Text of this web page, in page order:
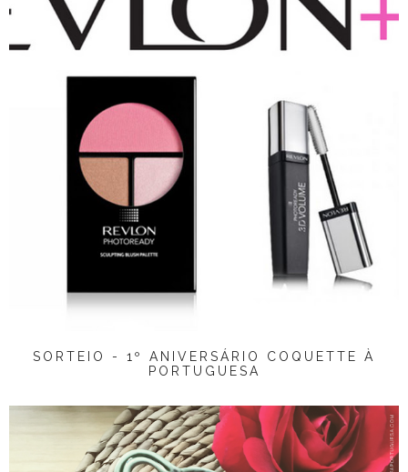
SORTEIO - 1º ANIVERSÁRIO COQUETTE À
PORTUGUESA